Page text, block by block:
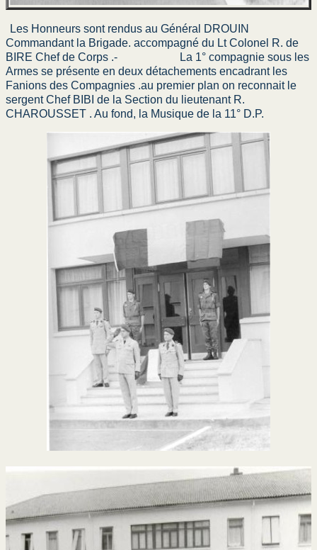
Les Honneurs sont rendus au Général DROUIN
Commandant la Brigade. accompagné du Lt Colonel R. de
BIRE Chef de Corps .-
La 1° compagnie sous les
Armes se présente en deux détachements encadrant les
Fanions des Compagnies .au premier plan on reconnait le
sergent Chef BIBI de la Section du lieutenant R.
CHAROUSSET . Au fond, la Musique de la 11° D.P.